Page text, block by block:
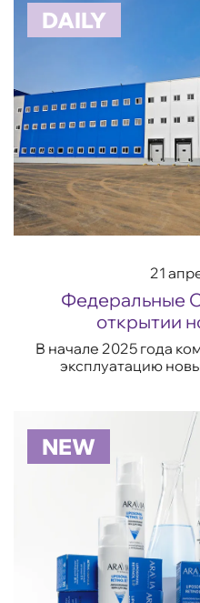
DAILY
21
Федеральные
открытии
В начале 2025 года
эксплуатацию
NEW